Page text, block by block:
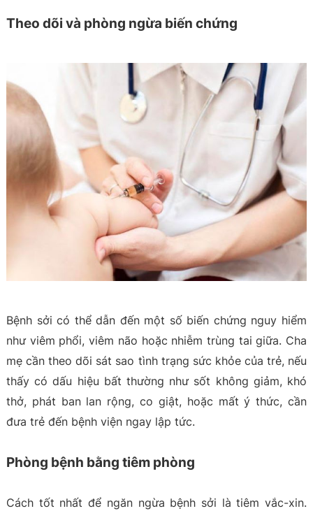
Theo dõi và phòng ngừa biến chứng
Bệnh sởi có thể dẫn đến một số biến chứng nguy hiểm
như viêm phổi, viêm não hoặc nhiễm trùng tai giữa. Cha
mẹ cần theo dõi sát sao tình trạng sức khỏe của trẻ, nếu
thấy có dấu hiệu bất thường như sốt không giảm, khó
thở, phát ban lan rộng, co giật, hoặc mất ý thức, cần
đưa trẻ đến bệnh viện ngay lập tức.
Phòng bệnh bằng tiêm phòng
Cách tốt nhất để ngăn ngừa bệnh sởi là tiêm vắc-xin.